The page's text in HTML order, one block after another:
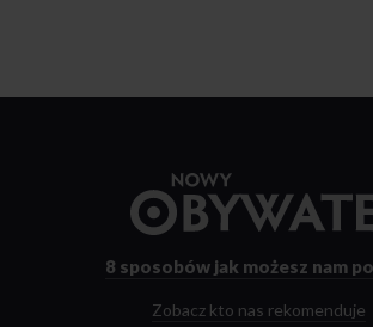
8 sposobów jak możesz nam
Zobacz kto nas rekomenduje